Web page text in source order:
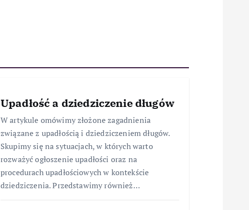
Upadłość a dziedziczenie długów
W artykule omówimy złożone zagadnienia
związane z upadłością i dziedziczeniem długów.
Skupimy się na sytuacjach, w których warto
rozważyć ogłoszenie upadłości oraz na
procedurach upadłościowych w kontekście
dziedziczenia. Przedstawimy również…